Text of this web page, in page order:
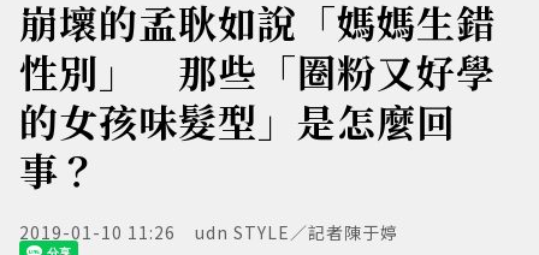
崩壞的孟耿如說「媽媽生錯
性別」 那些「圈粉又好學
的女孩味髮型」是怎麼回
事？
2019-01-10 11:26 udn STYLE／記者陳于婷